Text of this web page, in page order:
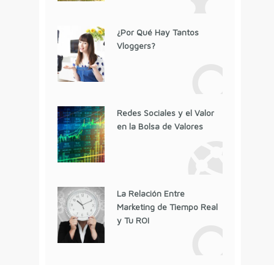
¿Por Qué Hay Tantos
Vloggers?
Redes Sociales y el Valor
en la Bolsa de Valores
La Relación Entre
Marketing de Tiempo Real
y Tu ROI